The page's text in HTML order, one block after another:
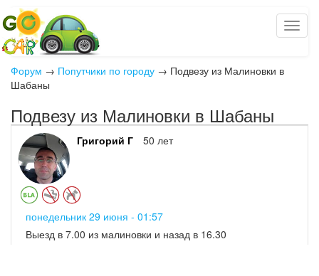
Форум → Попутчики по городу → Подвезу из Малиновки в
Шабаны
Подвезу из Малиновки в Шабаны
Григорий Г 50 лет
понедельник 29 июня - 01:57
Выезд в 7.00 из малиновки и назад в 16.30